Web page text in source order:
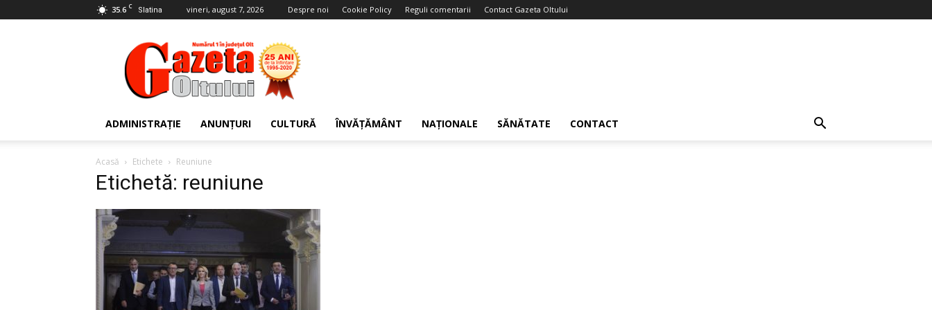
35.6 C Slatina vineri, august 7, 2026 Despre noi Cookie Policy Reguli comentarii Contact Gazeta Oltului
Gazeta
Oltului
ADMINISTRAȚIE ANUNȚURI CULTURĂ ÎNVĂȚĂMÂNT NAȚIONALE SĂNĂTATE CONTACT
Acasă Etichete Reuniune
Etichetă: reuniune